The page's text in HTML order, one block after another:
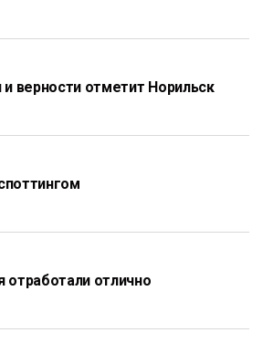
верности отметит Норильск
отработали отлично